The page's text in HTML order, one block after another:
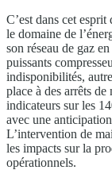
C’est dans cet
le domaine de
son réseau de gaz
puissants
indisponibilités,
place à des arrêts
indicateurs sur les
avec une
L’intervention de
les impacts sur la
opérationnels.